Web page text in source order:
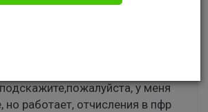
у меня
но работает, отчисления в пфр